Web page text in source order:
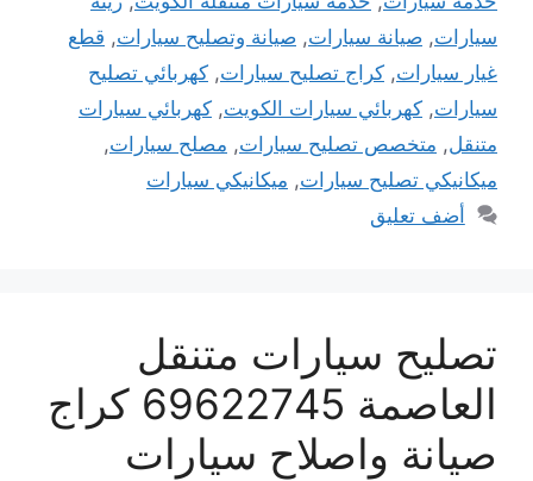
سيارات, صيانة سيارات, صيانة وتصليح سيارات, قطع
غيار سيارات, كراج تصليح سيارات, كهربائي تصليح
سيارات, كهربائي سيارات الكويت, كهربائي سيارات
متنقل, متخصص تصليح سيارات, مصلح سيارات,
ميكانيكي تصليح سيارات, ميكانيكي سيارات
أضف تعليق
تصليح سيارات متنقل
العاصمة 69622745 كراج
صيانة واصلاح سيارات